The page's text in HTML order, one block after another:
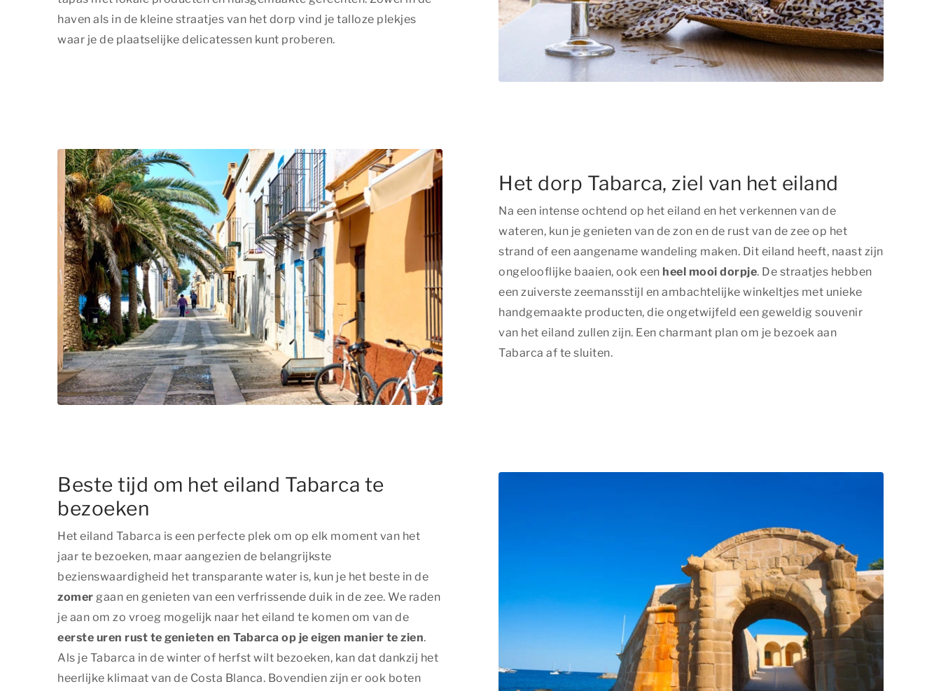
haven als in de kleine straatjes van het dorp vind je talloze plekjes
waar je de plaatselijke delicatessen kunt proberen.
Het dorp Tabarca, ziel van het eiland
Na een intense ochtend op het eiland en het verkennen van de
wateren, kun je genieten van de zon en de rust van de zee op het
strand of een aangename wandeling maken. Dit eiland heeft, naast zijn
ongelooflijke baaien, ook een heel mooi dorpje. De straatjes hebben
een zuiverste zeemansstijl en ambachtelijke winkeltjes met unieke
handgemaakte producten, die ongetwijfeld een geweldig souvenir
van het eiland zullen zijn. Een charmant plan om je bezoek aan
Tabarca af te sluiten.
Beste tijd om het eiland Tabarca te
bezoeken
Het eiland Tabarca is een perfecte plek om op elk moment van het
jaar te bezoeken, maar aangezien de belangrijkste
bezienswaardigheid het transparante water is, kun je het beste in de
zomer gaan en genieten van een verfrissende duik in de zee. We raden
je aan om zo vroeg mogelijk naar het eiland te komen om van de
eerste uren rust te genieten en Tabarca op je eigen manier te zien.
Als je Tabarca in de winter of herfst wilt bezoeken, kan dat dankzij het
heerlijke klimaat van de Costa Blanca. Bovendien zijn er ook boten